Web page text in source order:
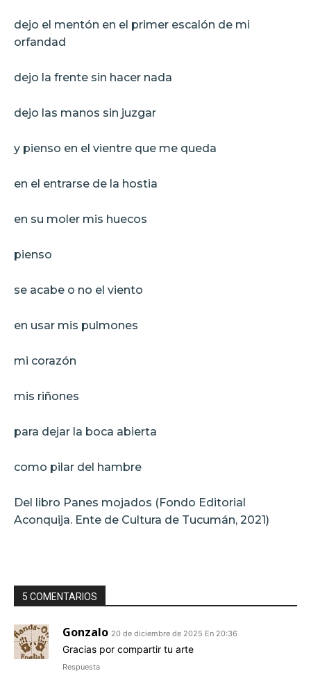
dejo el mentón en el primer escalón de mi
orfandad
dejo la frente sin hacer nada
dejo las manos sin juzgar
y pienso en el vientre que me queda
en el entrarse de la hostia
en su moler mis huecos
pienso
se acabe o no el viento
en usar mis pulmones
mi corazón
mis riñones
para dejar la boca abierta
como pilar del hambre
Del libro Panes mojados (Fondo Editorial
Aconquija. Ente de Cultura de Tucumán, 2021)
5 COMENTARIOS
Gonzalo 20 de diciembre de 2025 En 20:36
Gracias por compartir tu arte
Respuesta